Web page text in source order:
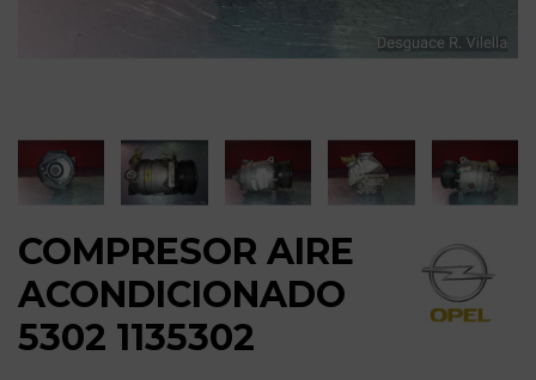
COMPRESOR AIRE
ACONDICIONADO
5302 1135302